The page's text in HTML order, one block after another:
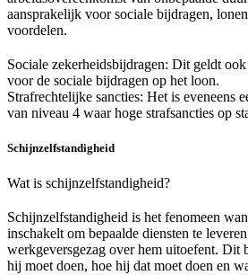
aansprakelijk voor sociale bijdragen,
voordelen.
Sociale zekerheidsbijdragen: Dit geldt
voor de sociale bijdragen op het loon.
Strafrechtelijke sancties: Het is eveneens
van niveau 4 waar hoge strafsancties op
Schijnzelfstandigheid
Wat is schijnzelfstandigheid?
Schijnzelfstandigheid is het fenomeen
inschakelt om bepaalde diensten te
werkgeversgezag over hem uitoefent. Dit
hij moet doen, hoe hij dat moet doen en